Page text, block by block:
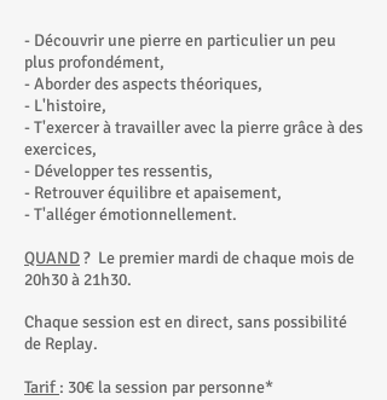
- Découvrir une pierre en particulier un peu
plus profondément,
- Aborder des aspects théoriques,
- L'histoire,
- T'exercer à travailler avec la pierre grâce à des
exercices,
- Développer tes ressentis,
- Retrouver équilibre et apaisement,
- T'alléger émotionnellement.
QUAND? Le premier mardi de chaque mois de
20h30 à 21h30.
Chaque session est en direct, sans possibilité
de Replay.
Tarif : 30€ la session par personne*